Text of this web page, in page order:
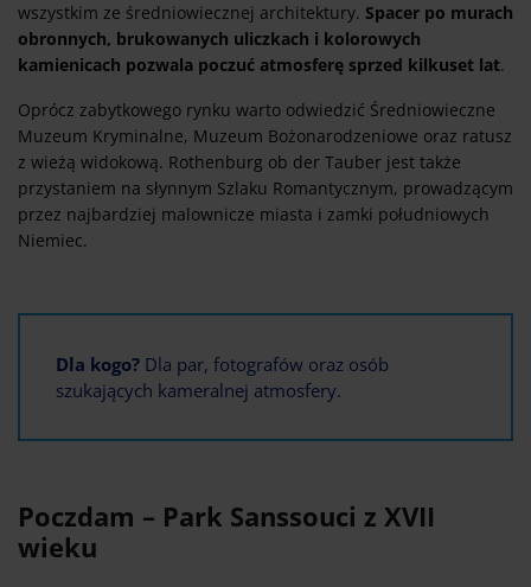
wszystkim ze średniowiecznej architektury. Spacer po murach
obronnych, brukowanych uliczkach i kolorowych
kamienicach pozwala poczuć atmosferę sprzed kilkuset lat.
Oprócz zabytkowego rynku warto odwiedzić Średniowieczne
Muzeum Kryminalne, Muzeum Bożonarodzeniowe oraz ratusz
z wieżą widokową. Rothenburg ob der Tauber jest także
przystaniem na słynnym Szlaku Romantycznym, prowadzącym
przez najbardziej malownicze miasta i zamki południowych
Niemiec.
Dla kogo? Dla par, fotografów oraz osób
szukających kameralnej atmosfery.
Poczdam – Park Sanssouci z XVII
wieku